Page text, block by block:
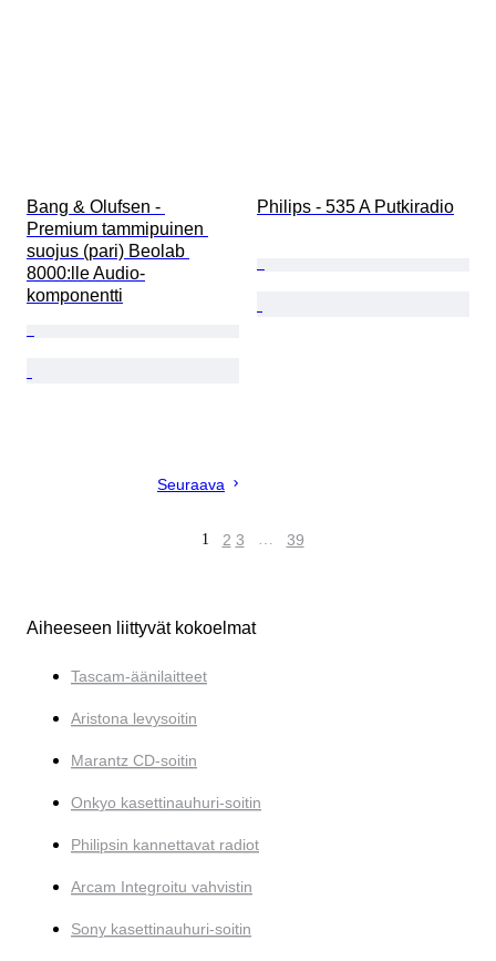
Bang & Olufsen -
Premium tammipuinen
suojus (pari) Beolab
8000:lle Audio-
komponentti
Philips - 535 A Putkiradio
Seuraava
1 2 3 … 39
Aiheeseen liittyvät kokoelmat
Tascam-äänilaitteet
Aristona levysoitin
Marantz CD-soitin
Onkyo kasettinauhuri-soitin
Philipsin kannettavat radiot
Arcam Integroitu vahvistin
Sony kasettinauhuri-soitin